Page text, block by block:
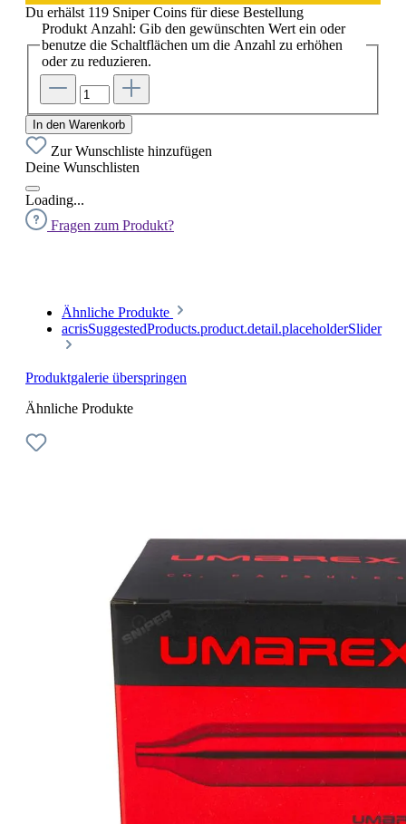
Du erhälst 119 Sniper Coins für diese Bestellung
Produkt Anzahl: Gib den gewünschten Wert ein oder
benutze die Schaltflächen um die Anzahl zu erhöhen
oder zu reduzieren.
In den Warenkorb
Zur Wunschliste hinzufügen
Deine Wunschlisten
Loading...
Fragen zum Produkt?
Ähnliche Produkte
acrisSuggestedProducts.product.detail.placeholderSlider
Produktgalerie überspringen
Ähnliche Produkte